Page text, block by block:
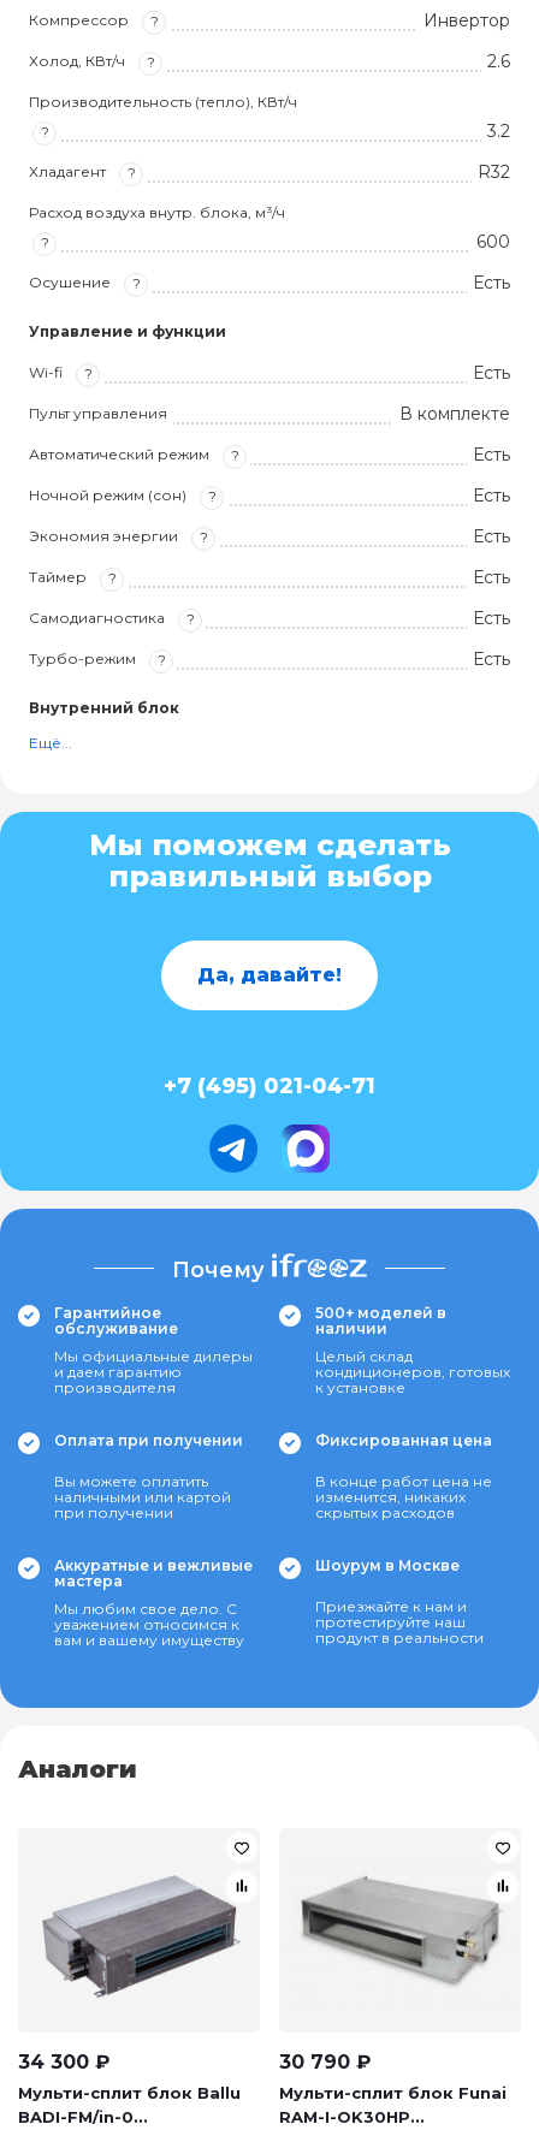
Компрессор ? Инвертор
Холод, КВт/ч ? 2.6
Производительность (тепло), КВт/ч
?
3.2
Хладагент ? R32
Расход воздуха внутр. блока, м³/ч
?
600
Осушение ? Есть
Управление и функции
Wi-fi ? Есть
Пульт управления В комплекте
Автоматический режим ? Есть
Ночной режим (сон) ? Есть
Экономия энергии ? Есть
Таймер ? Есть
Самодиагностика ? Есть
Турбо-режим ? Есть
Внутренний блок
Ещё...
Мы поможем сделать
правильный выбор
Да, давайте!
+7 (495) 021-04-71
Почему
Гарантийное
обслуживание
Мы официальные дилеры
и даем гарантию
производителя
500+ моделей в
наличии
Целый склад
кондиционеров, готовых
к установке
Оплата при получении
Вы можете оплатить
наличными или картой
при получении
Фиксированная цена
В конце работ цена не
изменится, никаких
скрытых расходов
Аккуратные и вежливые
мастера
Мы любим свое дело. С
уважением относимся к
вам и вашему имуществу
Шоурум в Москве
Приезжайте к нам и
протестируйте наш
продукт в реальности
Аналоги
34 300 ₽
Мульти-сплит блок Ballu
BADI-FM/in-0...
30 790 ₽
Мульти-сплит блок Funai
RAM-I-OK30HP...